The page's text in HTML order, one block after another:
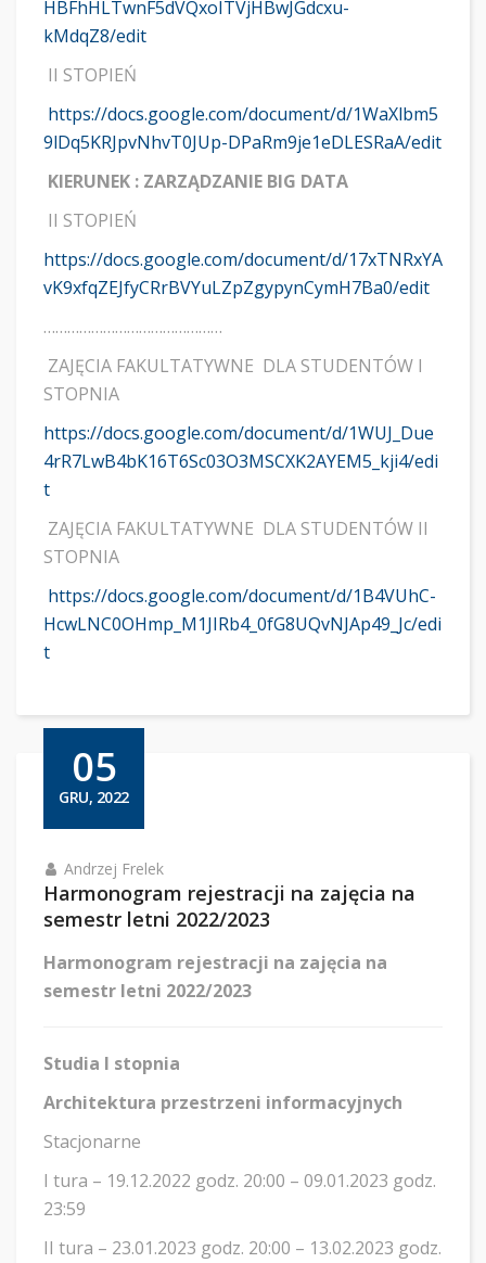
HBFhHLTwnF5dVQxoITVjHBwJGdcxu-
kMdqZ8/edit
II STOPIEŃ
https://docs.google.com/document/d/1WaXlbm5
9lDq5KRJpvNhvT0JUp-DPaRm9je1eDLESRaA/edit
KIERUNEK : ZARZĄDZANIE BIG DATA
II STOPIEŃ
https://docs.google.com/document/d/17xTNRxYA
vK9xfqZEJfyCRrBVYuLZpZgypynCymH7Ba0/edit
………………………………………
ZAJĘCIA FAKULTATYWNE DLA STUDENTÓW I
STOPNIA
https://docs.google.com/document/d/1WUJ_Due
4rR7LwB4bK16T6Sc03O3MSCXK2AYEM5_kji4/edi
t
ZAJĘCIA FAKULTATYWNE DLA STUDENTÓW II
STOPNIA
https://docs.google.com/document/d/1B4VUhC-
HcwLNC0OHmp_M1JIRb4_0fG8UQvNJAp49_Jc/edi
t
05
GRU, 2022
Andrzej Frelek
Harmonogram rejestracji na zajęcia na
semestr letni 2022/2023
Harmonogram rejestracji na zajęcia na
semestr letni 2022/2023
Studia I stopnia
Architektura przestrzeni informacyjnych
Stacjonarne
I tura – 19.12.2022 godz. 20:00 – 09.01.2023 godz.
23:59
II tura – 23.01.2023 godz. 20:00 – 13.02.2023 godz.